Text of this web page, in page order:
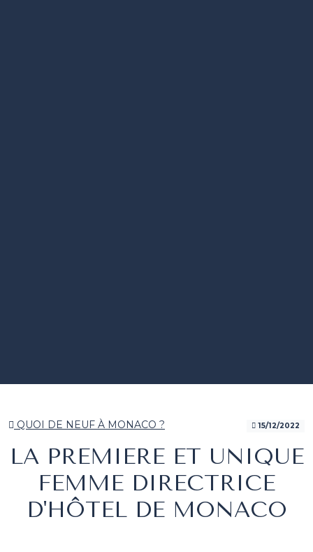
QUOI DE NEUF À MONACO ? 15/12/2022
LA PREMIERE ET UNIQUE
FEMME DIRECTRICE
D'HÔTEL DE MONACO